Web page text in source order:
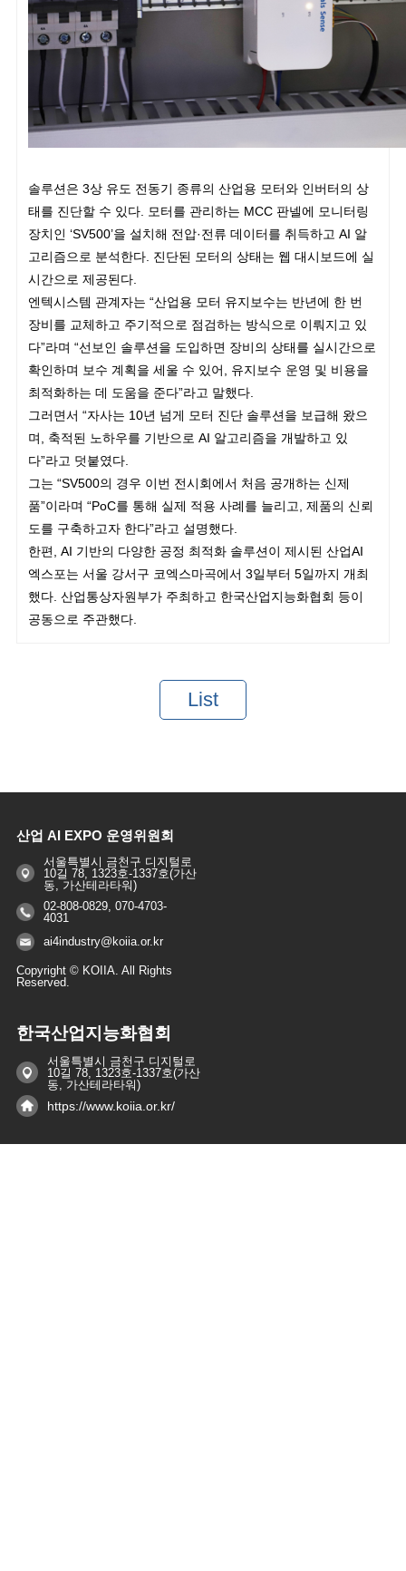
솔루션은 3상 유도 전동기 종류의 산업용 모터와 인버터의 상
태를 진단할 수 있다. 모터를 관리하는 MCC 판넬에 모니터링
장치인 ‘SV500’을 설치해 전압·전류 데이터를 취득하고 AI 알
고리즘으로 분석한다. 진단된 모터의 상태는 웹 대시보드에 실
시간으로 제공된다.
엔텍시스템 관계자는 “산업용 모터 유지보수는 반년에 한 번
장비를 교체하고 주기적으로 점검하는 방식으로 이뤄지고 있
다”라며 “선보인 솔루션을 도입하면 장비의 상태를 실시간으로
확인하며 보수 계획을 세울 수 있어, 유지보수 운영 및 비용을
최적화하는 데 도움을 준다”라고 말했다.
그러면서 “자사는 10년 넘게 모터 진단 솔루션을 보급해 왔으
며, 축적된 노하우를 기반으로 AI 알고리즘을 개발하고 있
다”라고 덧붙였다.
그는 “SV500의 경우 이번 전시회에서 처음 공개하는 신제
품”이라며 “PoC를 통해 실제 적용 사례를 늘리고, 제품의 신뢰
도를 구축하고자 한다”라고 설명했다.
한편, AI 기반의 다양한 공정 최적화 솔루션이 제시된 산업AI
엑스포는 서울 강서구 코엑스마곡에서 3일부터 5일까지 개최
했다. 산업통상자원부가 주최하고 한국산업지능화협회 등이
공동으로 주관했다.
List
산업 AI EXPO 운영위원회
서울특별시 금천구 디지털로
10길 78, 1323호-1337호(가산
동, 가산테라타워)
02-808-0829, 070-4703-
4031
ai4industry@koiia.or.kr
Copyright © KOIIA. All Rights
Reserved.
한국산업지능화협회
서울특별시 금천구 디지털로
10길 78, 1323호-1337호(가산
동, 가산테라타워)
https://www.koiia.or.kr/